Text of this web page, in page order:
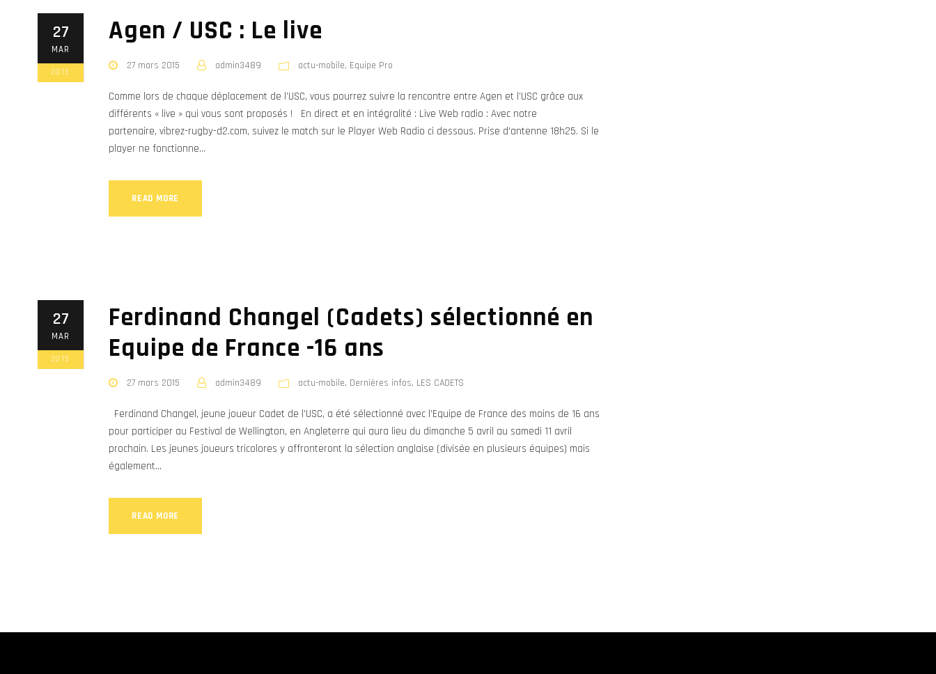
27
MAR
2015
Agen / USC : Le live
27 mars 2015 admin3489 actu-mobile, Equipe Pro
Comme lors de chaque déplacement de l’USC, vous pourrez suivre la rencontre entre Agen et l’USC grâce aux
différents « live » qui vous sont proposés ! En direct et en intégralité : Live Web radio : Avec notre
partenaire, vibrez-rugby-d2.com, suivez le match sur le Player Web Radio ci dessous. Prise d’antenne 18h25. Si le
player ne fonctionne...
READ MORE
27
MAR
2015
Ferdinand Changel (Cadets) sélectionné en
Equipe de France -16 ans
27 mars 2015 admin3489 actu-mobile, Dernières infos, LES CADETS
Ferdinand Changel, jeune joueur Cadet de l’USC, a été sélectionné avec l’Equipe de France des moins de 16 ans
pour participer au Festival de Wellington, en Angleterre qui aura lieu du dimanche 5 avril au samedi 11 avril
prochain. Les jeunes joueurs tricolores y affronteront la sélection anglaise (divisée en plusieurs équipes) mais
également...
READ MORE